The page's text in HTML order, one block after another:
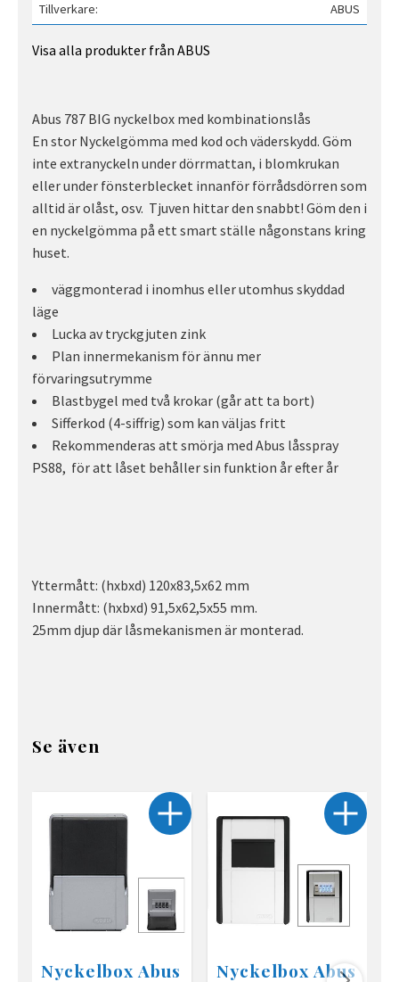
Tillverkare
ABUS
Visa alla produkter från ABUS
Abus 787 BIG nyckelbox med kombinationslås
En stor Nyckelgömma med kod och väderskydd. Göm
inte extranyckeln under dörrmattan, i blomkrukan
eller under fönsterblecket innanför förrådsdörren som
alltid är olåst, osv. Tjuven hittar den snabbt! Göm den i
en nyckelgömma på ett smart ställe någonstans kring
huset.
väggmonterad i inomhus eller utomhus skyddad
läge
Lucka av tryckgjuten zink
Plan innermekanism för ännu mer
förvaringsutrymme
Blastbygel med två krokar (går att ta bort)
Sifferkod (4-siffrig) som kan väljas fritt
Rekommenderas att smörja med Abus låsspray
PS88, för att låset behåller sin funktion år efter år
Yttermått: (hxbxd) 120x83,5x62 mm
Innermått: (hxbxd) 91,5x62,5x55 mm.
25mm djup där låsmekanismen är monterad.
Se även
Nyckelbox Abus
Nyckelbox Abus